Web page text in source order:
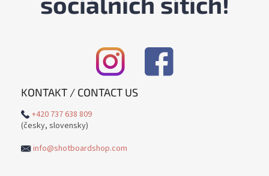
KONTAKT / CONTACT US
+420 737 638 809
(česky, slovensky)
info@shotboardshop.com